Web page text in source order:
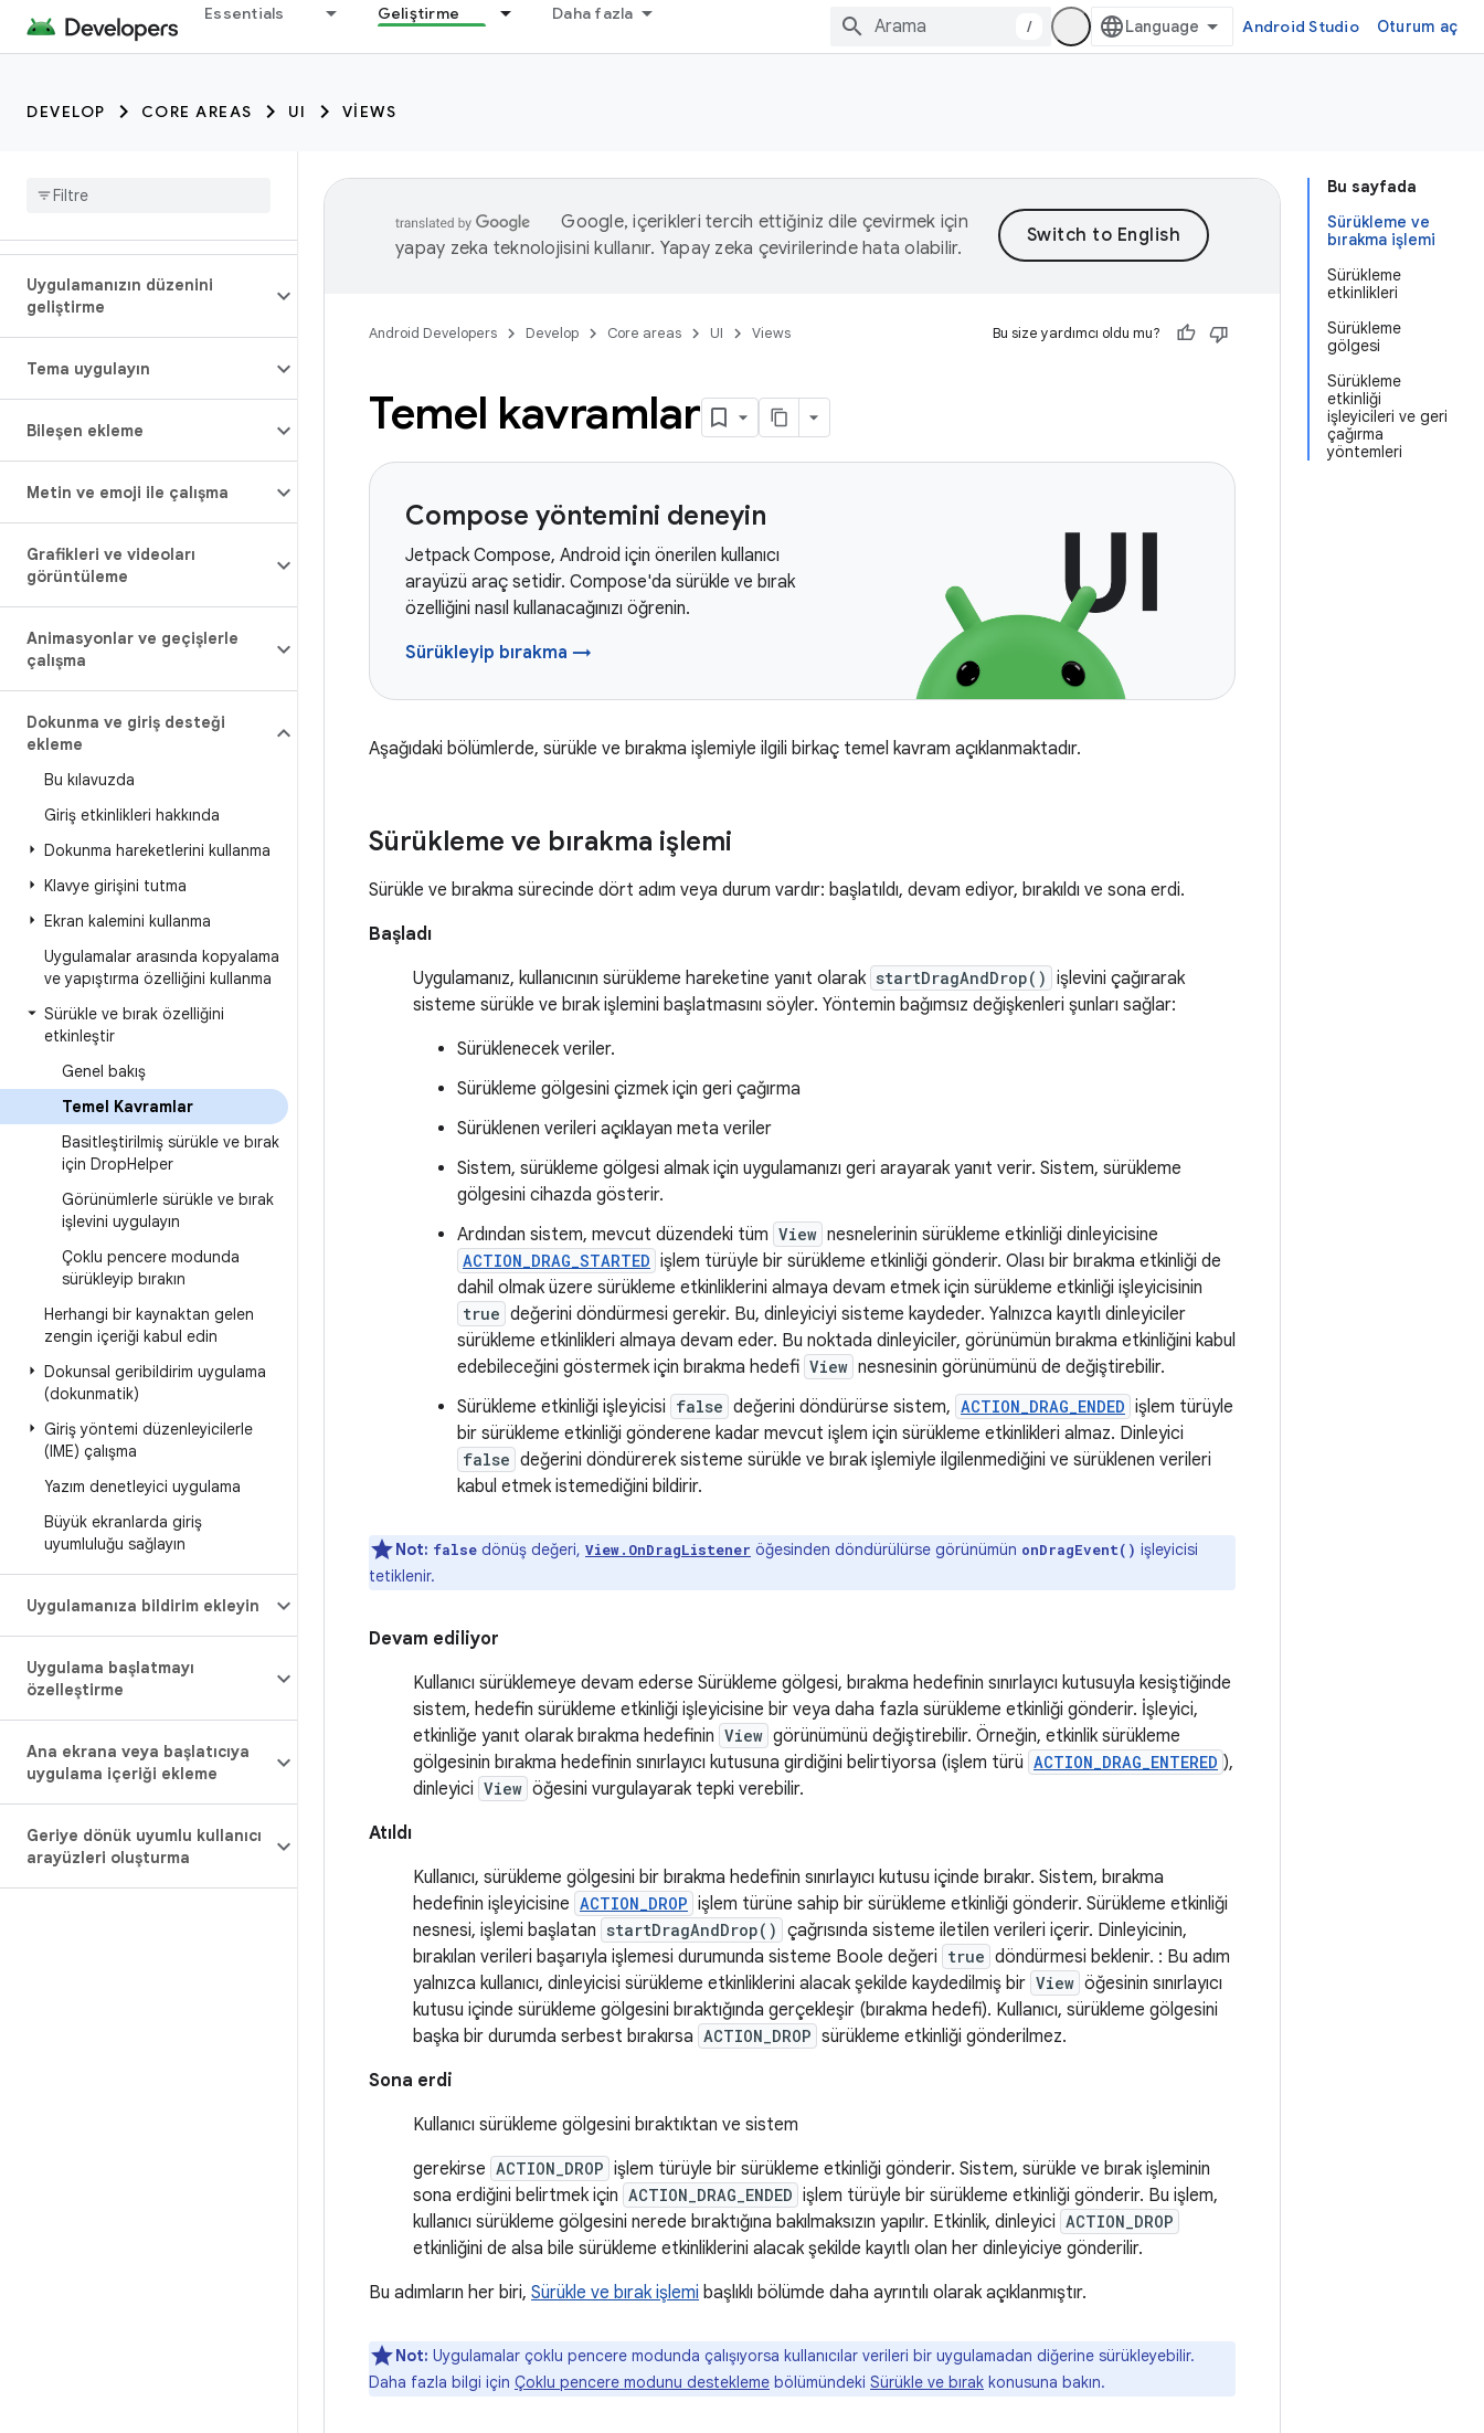
Essentials Geliştirme Daha fazla
/ Android Studio Oturum aç
DEVELOP CORE AREAS UI VIEWS
Uygulamanızın düzenini
geliştirme
Tema uygulayın
Bileşen ekleme
Metin ve emoji ile çalışma
Grafikleri ve videoları
görüntüleme
Animasyonlar ve geçişlerle
çalışma
Dokunma ve giriş desteği
ekleme
Bu kılavuzda
Giriş etkinlikleri hakkında
Dokunma hareketlerini kullanma
Klavye girişini tutma
Ekran kalemini kullanma
Uygulamalar arasında kopyalama
ve yapıştırma özelliğini kullanma
Sürükle ve bırak özelliğini
etkinleştir
Genel bakış
Temel Kavramlar
Basitleştirilmiş sürükle ve bırak
için DropHelper
Görünümlerle sürükle ve bırak
işlevini uygulayın
Çoklu pencere modunda
sürükleyip bırakın
Herhangi bir kaynaktan gelen
zengin içeriği kabul edin
Dokunsal geribildirim uygulama
(dokunmatik)
Giriş yöntemi düzenleyicilerle
(IME) çalışma
Yazım denetleyici uygulama
Büyük ekranlarda giriş
uyumluluğu sağlayın
Uygulamanıza bildirim ekleyin
Uygulama başlatmayı
özelleştirme
Ana ekrana veya başlatıcıya
uygulama içeriği ekleme
Geriye dönük uyumlu kullanıcı
arayüzleri oluşturma
Bu sayfada
Sürükleme ve
bırakma işlemi
Sürükleme
etkinlikleri
Sürükleme
gölgesi
Sürükleme
etkinliği
işleyicileri ve geri
çağırma
yöntemleri
Google, içerikleri tercih ettiğiniz dile çevirmek için
yapay zeka teknolojisini kullanır. Yapay zeka çevirilerinde hata olabilir.
Android Developers Develop Core areas UI Views Bu size yardımcı oldu mu?
Temel kavramlar
Compose yöntemini deneyin
Jetpack Compose, Android için önerilen kullanıcı
arayüzü araç setidir. Compose'da sürükle ve bırak
özelliğini nasıl kullanacağınızı öğrenin.
Sürükleyip bırakma →
Aşağıdaki bölümlerde, sürükle ve bırakma işlemiyle ilgili birkaç temel kavram açıklanmaktadır.
Sürükleme ve bırakma işlemi
Sürükle ve bırakma sürecinde dört adım veya durum vardır: başlatıldı, devam ediyor, bırakıldı ve sona erdi.
Başladı
Uygulamanız, kullanıcının sürükleme hareketine yanıt olarak startDragAndDrop() işlevini çağırarak
sisteme sürükle ve bırak işlemini başlatmasını söyler. Yöntemin bağımsız değişkenleri şunları sağlar:
Sürüklenecek veriler.
Sürükleme gölgesini çizmek için geri çağırma
Sürüklenen verileri açıklayan meta veriler
Sistem, sürükleme gölgesi almak için uygulamanızı geri arayarak yanıt verir. Sistem, sürükleme
gölgesini cihazda gösterir.
Ardından sistem, mevcut düzendeki tüm View nesnelerinin sürükleme etkinliği dinleyicisine
ACTION_DRAG_STARTED işlem türüyle bir sürükleme etkinliği gönderir. Olası bir bırakma etkinliği de
dahil olmak üzere sürükleme etkinliklerini almaya devam etmek için sürükleme etkinliği işleyicisinin
true değerini döndürmesi gerekir. Bu, dinleyiciyi sisteme kaydeder. Yalnızca kayıtlı dinleyiciler
sürükleme etkinlikleri almaya devam eder. Bu noktada dinleyiciler, görünümün bırakma etkinliğini kabul
edebileceğini göstermek için bırakma hedefi View nesnesinin görünümünü de değiştirebilir.
Sürükleme etkinliği işleyicisi false değerini döndürürse sistem, ACTION_DRAG_ENDED işlem türüyle
bir sürükleme etkinliği gönderene kadar mevcut işlem için sürükleme etkinlikleri almaz. Dinleyici
false değerini döndürerek sisteme sürükle ve bırak işlemiyle ilgilenmediğini ve sürüklenen verileri
kabul etmek istemediğini bildirir.
Not: false dönüş değeri, View.OnDragListener öğesinden döndürülürse görünümün onDragEvent() işleyicisi
tetiklenir.
Devam ediliyor
Kullanıcı sürüklemeye devam ederse Sürükleme gölgesi, bırakma hedefinin sınırlayıcı kutusuyla kesiştiğinde
sistem, hedefin sürükleme etkinliği işleyicisine bir veya daha fazla sürükleme etkinliği gönderir. İşleyici,
etkinliğe yanıt olarak bırakma hedefinin View görünümünü değiştirebilir. Örneğin, etkinlik sürükleme
gölgesinin bırakma hedefinin sınırlayıcı kutusuna girdiğini belirtiyorsa (işlem türü ACTION_DRAG_ENTERED ),
dinleyici View öğesini vurgulayarak tepki verebilir.
Atıldı
Kullanıcı, sürükleme gölgesini bir bırakma hedefinin sınırlayıcı kutusu içinde bırakır. Sistem, bırakma
hedefinin işleyicisine ACTION_DROP işlem türüne sahip bir sürükleme etkinliği gönderir. Sürükleme etkinliği
nesnesi, işlemi başlatan startDragAndDrop() çağrısında sisteme iletilen verileri içerir. Dinleyicinin,
bırakılan verileri başarıyla işlemesi durumunda sisteme Boole değeri true döndürmesi beklenir. : Bu adım
yalnızca kullanıcı, dinleyicisi sürükleme etkinliklerini alacak şekilde kaydedilmiş bir View öğesinin sınırlayıcı
kutusu içinde sürükleme gölgesini bıraktığında gerçekleşir (bırakma hedefi). Kullanıcı, sürükleme gölgesini
başka bir durumda serbest bırakırsa ACTION_DROP sürükleme etkinliği gönderilmez.
Sona erdi
Kullanıcı sürükleme gölgesini bıraktıktan ve sistem
gerekirse ACTION_DROP işlem türüyle bir sürükleme etkinliği gönderir. Sistem, sürükle ve bırak işleminin
sona erdiğini belirtmek için ACTION_DRAG_ENDED işlem türüyle bir sürükleme etkinliği gönderir. Bu işlem,
kullanıcı sürükleme gölgesini nerede bıraktığına bakılmaksızın yapılır. Etkinlik, dinleyici ACTION_DROP
etkinliğini de alsa bile sürükleme etkinliklerini alacak şekilde kayıtlı olan her dinleyiciye gönderilir.
Bu adımların her biri, Sürükle ve bırak işlemi başlıklı bölümde daha ayrıntılı olarak açıklanmıştır.
Not: Uygulamalar çoklu pencere modunda çalışıyorsa kullanıcılar verileri bir uygulamadan diğerine sürükleyebilir.
Daha fazla bilgi için Çoklu pencere modunu destekleme bölümündeki Sürükle ve bırak konusuna bakın.